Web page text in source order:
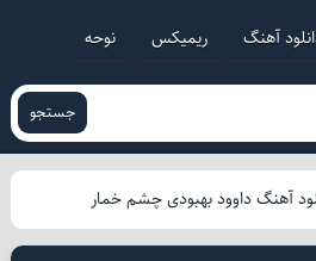
آهنگ ریمیکس نوحه
جستجو
آهنگ داوود بهبودی چشم خمار